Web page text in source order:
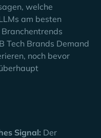
welche
am besten
Tech Brands Demand
noch bevor
Signal: Der